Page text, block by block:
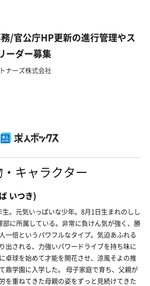
/官公庁HP更新の進行管理やス
ーダー募集
ナーズ株式会社
キャラクター
いつき)
。元気いっぱいな少年。8月1日生まれのしし
部に所属している。非常に負けん気が強く、勝
一倍というパワフルなタイプ。気迫あふれる
出される、力強いパワードライブを持ち味に
卓球を始めて才能を開花させ、涼風そよの推
鼎学園に入学した。 母子家庭で育ち、父親が
を重ねてきた母親の姿をずっと見続けてきた